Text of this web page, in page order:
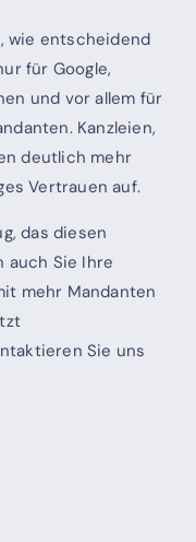
wie entscheidend
für Google,
und vor allem für
Kanzleien,
deutlich mehr
Vertrauen auf.
das diesen
auch Sie Ihre
mehr Mandanten
Sie uns